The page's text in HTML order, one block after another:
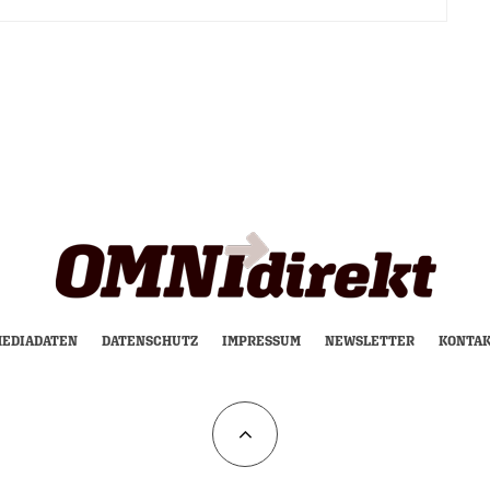
DATENSCHUTZ IMPRESSUM NEWSLETTER